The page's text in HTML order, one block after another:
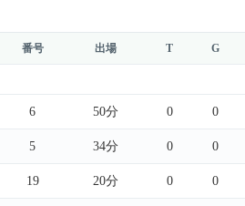
番号 出場 T G
6 50分 0 0
5 34分 0 0
19 20分 0 0